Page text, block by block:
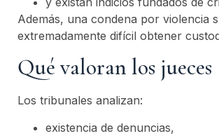
Además, una condena por violencia
extremadamente difícil obtener
Qué valoran los jueces
Los tribunales analizan:
existencia de denuncias,